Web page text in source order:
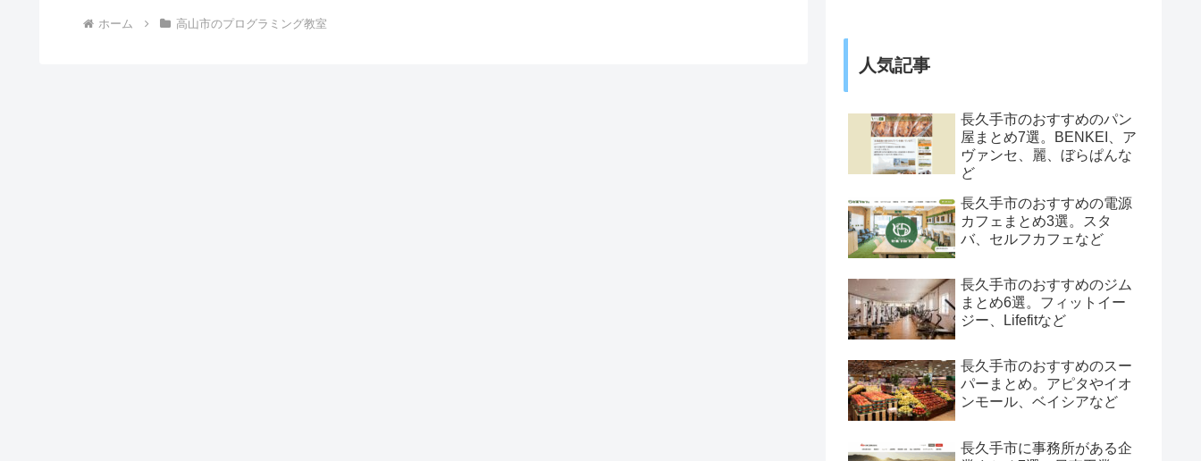
ホーム 高山市のプログラミング教室
人気記事
長久手市のおすすめのパン
屋まとめ7選。BENKEI、ア
ヴァンセ、麗、ぼらぱんな
ど
長久手市のおすすめの電源
カフェまとめ3選。スタ
バ、セルフカフェなど
長久手市のおすすめのジム
まとめ6選。フィットイー
ジー、Lifefitなど
長久手市のおすすめのスー
パーまとめ。アピタやイオ
ンモール、ベイシアなど
長久手市に事務所がある企